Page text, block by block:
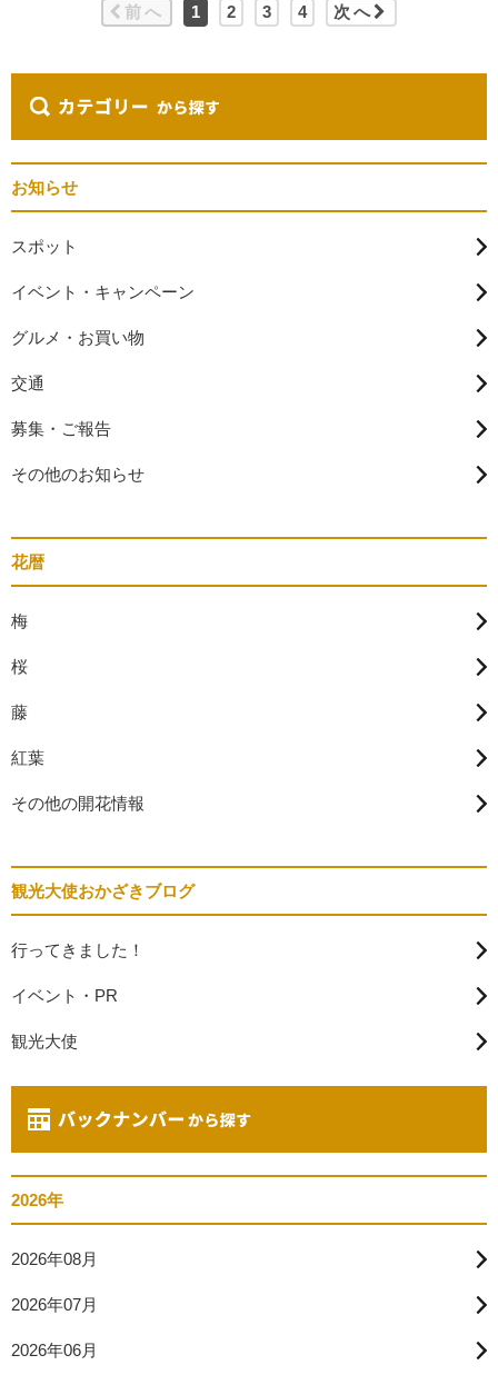
前へ 1 2 3 4 次へ
お知らせ
スポット
イベント・キャンペーン
グルメ・お買い物
交通
募集・ご報告
その他のお知らせ
花暦
梅
桜
藤
紅葉
その他の開花情報
観光大使おかざきブログ
行ってきました！
イベント・PR
観光大使
2026年
2026年08月
2026年07月
2026年06月